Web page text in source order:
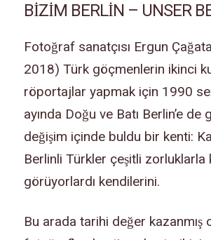
BİZİM BERLİN – UNSER
Fotoğraf sanatçısı Ergun
2018) Türk göçmenlerin ikinci
röportajlar yapmak için 1990
ayında Doğu ve Batı Berlin’e de
değişim içinde buldu bir kenti:
Berlinli Türkler çeşitli zorluklarla
görüyorlardı kendilerini.
Bu arada tarihi değer kazanmış